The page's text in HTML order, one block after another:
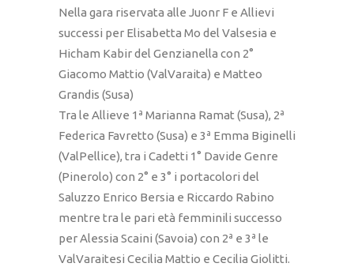
Nella gara riservata alle Juonr F e Allievi
successi per Elisabetta Mo del Valsesia e
Hicham Kabir del Genzianella con 2°
Giacomo Mattio (ValVaraita) e Matteo
Grandis (Susa)
Tra le Allieve 1ª Marianna Ramat (Susa), 2ª
Federica Favretto (Susa) e 3ª Emma Biginelli
(ValPellice), tra i Cadetti 1° Davide Genre
(Pinerolo) con 2° e 3° i portacolori del
Saluzzo Enrico Bersia e Riccardo Rabino
mentre tra le pari età femminili successo
per Alessia Scaini (Savoia) con 2ª e 3ª le
ValVaraitesi Cecilia Mattio e Cecilia Giolitti.